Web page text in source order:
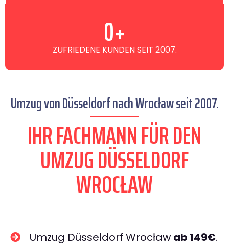
ZUFRIEDENE KUNDEN SEIT 2007.
0+
Umzug von Düsseldorf nach Wrocław seit 2007.
IHR FACHMANN FÜR DEN
UMZUG DÜSSELDORF
WROCŁAW
Umzug Düsseldorf Wrocław ab 149€.